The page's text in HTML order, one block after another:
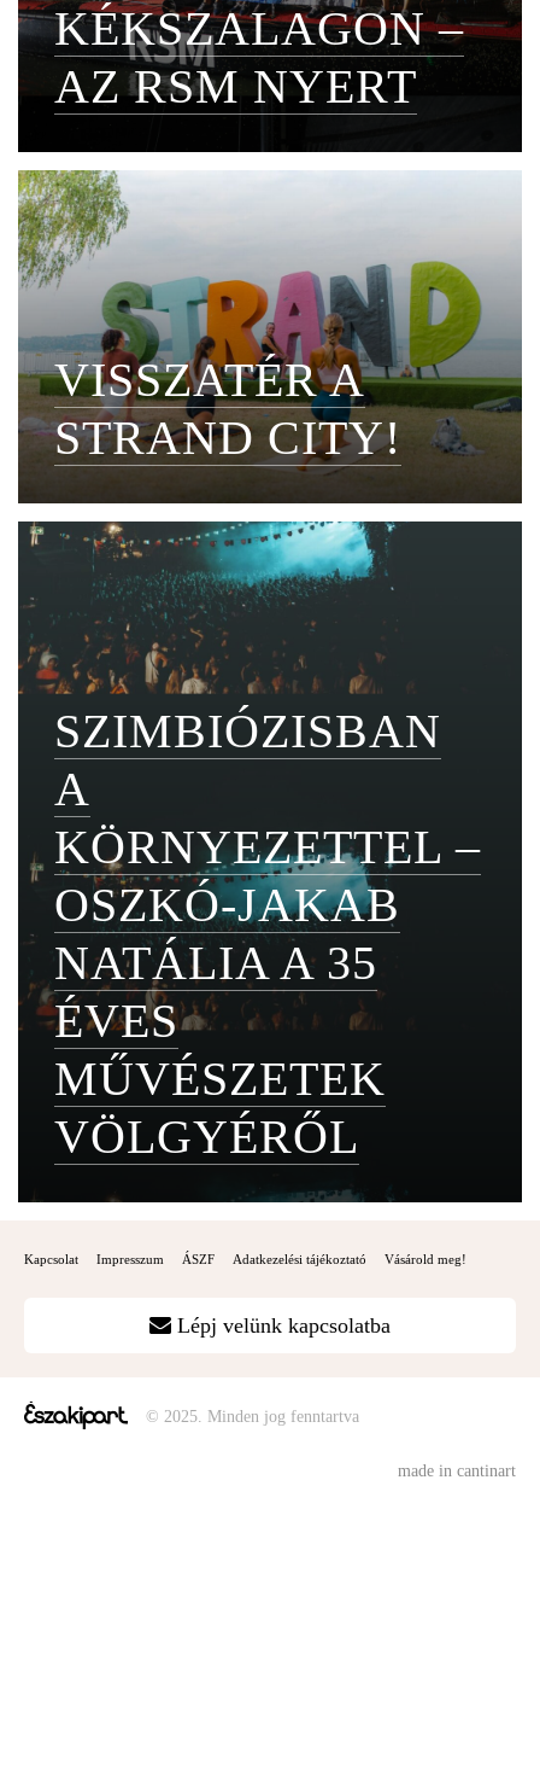
KÉKSZALAGON –
AZ RSM NYERT
VISSZATÉR A
STRAND CITY!
SZIMBIÓZISBAN
A
KÖRNYEZETTEL –
OSZKÓ-JAKAB
NATÁLIA A 35
ÉVES
MŰVÉSZETEK
VÖLGYÉRŐL
Kapcsolat Impresszum ÁSZF Adatkezelési tájékoztató Vásárold meg!
Lépj velünk kapcsolatba
© 2025. Minden jog fenntartva
made in cantinart